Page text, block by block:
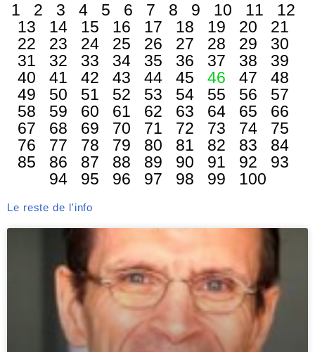
1 2 3 4 5 6 7 8 9 10 11
12
13
14 15 16 17 18 19 20
21
22
23 24 25 26 27 28 29
30
31
32 33 34 35 36 37 38
39
40
41 42 43 44 45 46 47
48
49
50 51 52 53 54 55 56
57
58
59 60 61 62 63 64 65
66
67
68 69 70 71 72 73 74
75
76
77 78 79 80 81 82 83
84
85
86 87 88 89 90 91 92
93
94
95 96 97 98 99 100
Le reste de l'info